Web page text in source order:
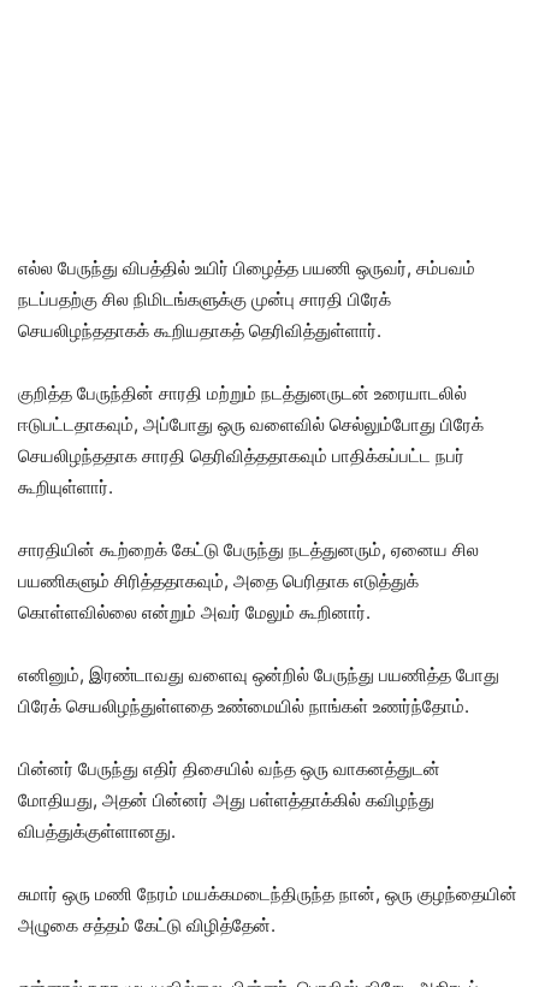
எல்ல பேருந்து விபத்தில் உயிர் பிழைத்த பயணி ஒருவர், சம்பவம்
நடப்பதற்கு சில நிமிடங்களுக்கு முன்பு சாரதி பிரேக்
செயலிழந்ததாகக் கூறியதாகத் தெரிவித்துள்ளார்.
குறித்த பேருந்தின் சாரதி மற்றும் நடத்துனருடன் உரையாடலில்
ஈடுபட்டதாகவும், அப்போது ஒரு வளைவில் செல்லும்போது பிரேக்
செயலிழந்ததாக சாரதி தெரிவித்ததாகவும் பாதிக்கப்பட்ட நபர்
கூறியுள்ளார்.
சாரதியின் கூற்றைக் கேட்டு பேருந்து நடத்துனரும், ஏனைய சில
பயணிகளும் சிரித்ததாகவும், அதை பெரிதாக எடுத்துக்
கொள்ளவில்லை என்றும் அவர் மேலும் கூறினார்.
எனினும், இரண்டாவது வளைவு ஒன்றில் பேருந்து பயணித்த போது
பிரேக் செயலிழந்துள்ளதை உண்மையில் நாங்கள் உணர்ந்தோம்.
பின்னர் பேருந்து எதிர் திசையில் வந்த ஒரு வாகனத்துடன்
மோதியது, அதன் பின்னர் அது பள்ளத்தாக்கில் கவிழந்து
விபத்துக்குள்ளானது.
சுமார் ஒரு மணி நேரம் மயக்கமடைந்திருந்த நான், ஒரு குழந்தையின்
அழுகை சத்தம் கேட்டு விழித்தேன்.